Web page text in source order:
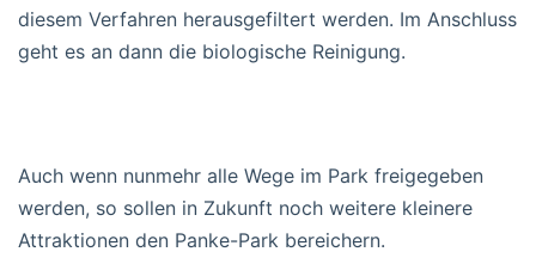
diesem Verfahren herausgefiltert werden. Im Anschluss
geht es an dann die biologische Reinigung.
Auch wenn nunmehr alle Wege im Park freigegeben
werden, so sollen in Zukunft noch weitere kleinere
Attraktionen den Panke-Park bereichern.